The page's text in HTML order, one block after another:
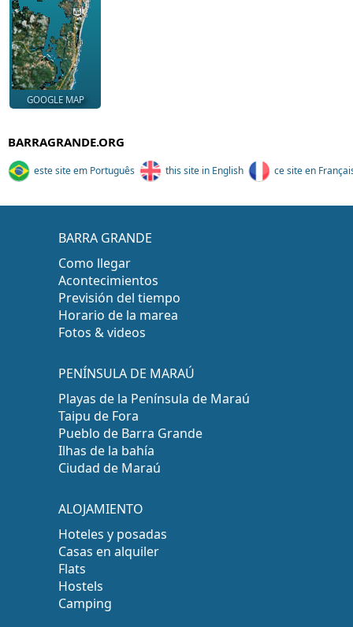
GOOGLE MAP
BARRAGRANDE.ORG
este site em Português this site in English ce site en
BARRA GRANDE
Como llegar
Acontecimientos
Previsión del tiempo
Horario de la marea
Fotos & videos
PENÍNSULA DE MARAÚ
Playas de la Península de Maraú
Taipu de Fora
Pueblo de Barra Grande
Ilhas de la bahía
Ciudad de Maraú
ALOJAMIENTO
Hoteles y posadas
Casas en alquiler
Flats
Hostels
Camping